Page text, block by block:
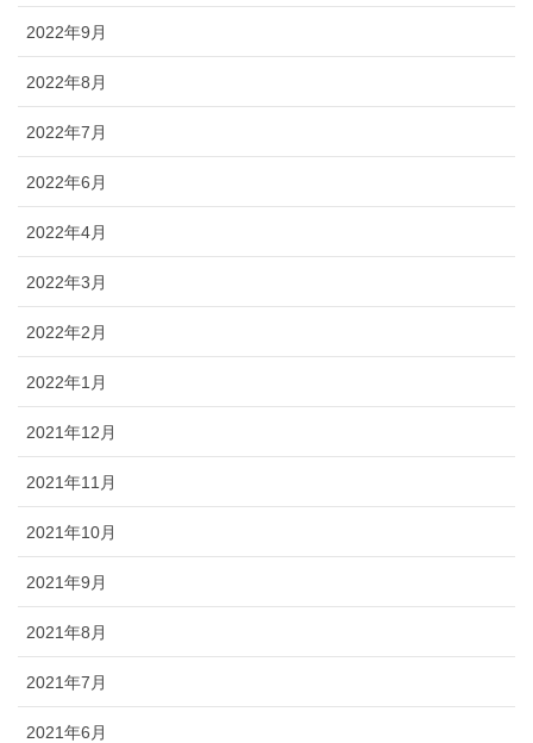
2022年9月
2022年8月
2022年7月
2022年6月
2022年4月
2022年3月
2022年2月
2022年1月
2021年12月
2021年11月
2021年10月
2021年9月
2021年8月
2021年7月
2021年6月